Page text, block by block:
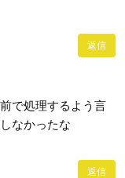
返信
で処理するよう言
なかったな
返信